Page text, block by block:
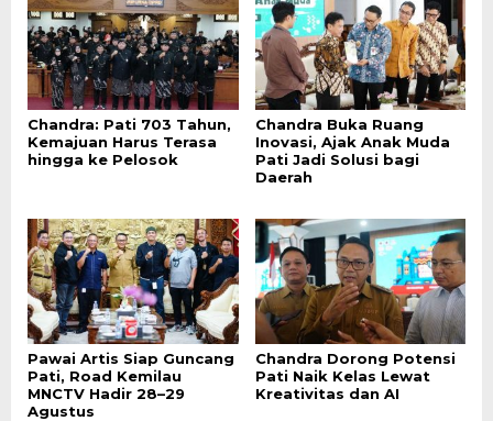
Chandra: Pati 703 Tahun,
Kemajuan Harus Terasa
hingga ke Pelosok
Chandra Buka Ruang
Inovasi, Ajak Anak Muda
Pati Jadi Solusi bagi
Daerah
Pawai Artis Siap Guncang
Pati, Road Kemilau
MNCTV Hadir 28–29
Agustus
Chandra Dorong Potensi
Pati Naik Kelas Lewat
Kreativitas dan AI